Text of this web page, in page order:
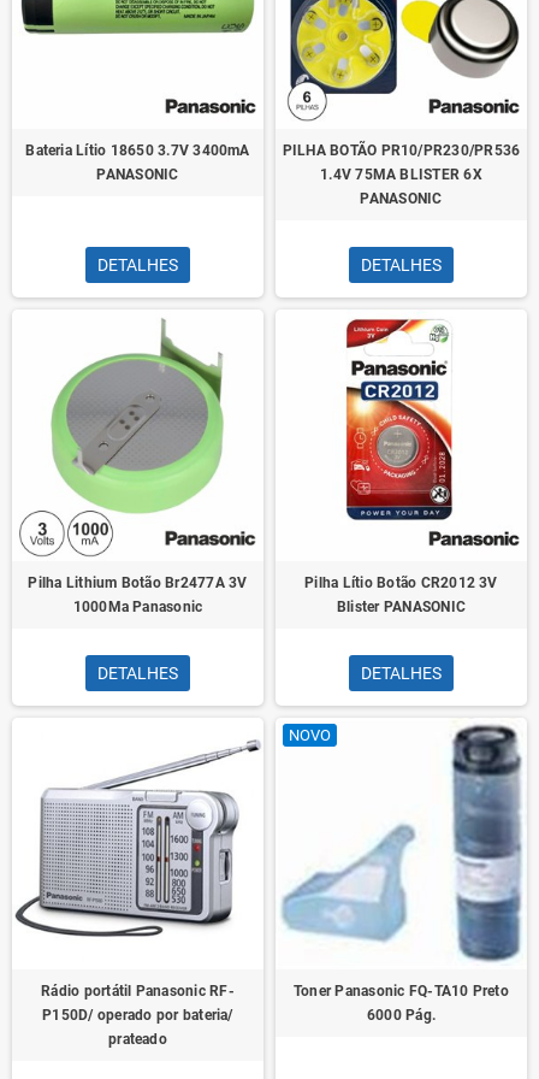
Bateria Lítio 18650 3.7V 3400mA
PANASONIC
DETALHES
PILHA BOTÃO PR10/PR230/PR536
1.4V 75MA BLISTER 6X
PANASONIC
DETALHES
Pilha Lithium Botão Br2477A 3V
1000Ma Panasonic
DETALHES
Pilha Lítio Botão CR2012 3V
Blister PANASONIC
DETALHES
Rádio portátil Panasonic RF-
P150D/ operado por bateria/
prateado
NOVO
Toner Panasonic FQ-TA10 Preto
6000 Pág.